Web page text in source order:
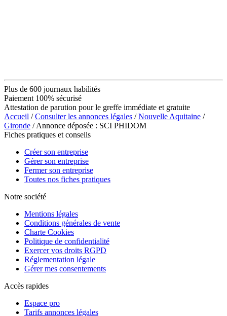
Plus de 600 journaux habilités
Paiement 100% sécurisé
Attestation de parution pour le greffe immédiate et gratuite
Accueil /Consulter les annonces légales /Nouvelle Aquitaine /
Gironde / Annonce déposée : SCI PHIDOM
Fiches pratiques et conseils
Créer son entreprise
Gérer son entreprise
Fermer son entreprise
Toutes nos fiches pratiques
Notre société
Mentions légales
Conditions générales de vente
Charte Cookies
Politique de confidentialité
Exercer vos droits RGPD
Réglementation légale
Gérer mes consentements
Accès rapides
Espace pro
Tarifs annonces légales